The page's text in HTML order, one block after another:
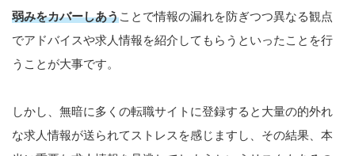
弱みをカバーしあうことで情報の漏れを防ぎつつ異なる観点
でアドバイスや求人情報を紹介してもらうといったことを行
うことが大事です。
しかし、無暗に多くの転職サイトに登録すると大量の的外れ
な求人情報が送られてストレスを感じますし、その結果、本